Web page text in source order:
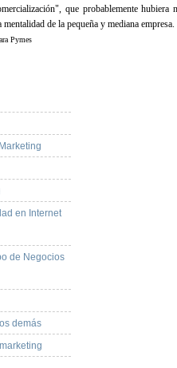
que probablemente hubiera
de la pequeña y mediana empresa.
Pymes
en Internet
de Negocios
demás